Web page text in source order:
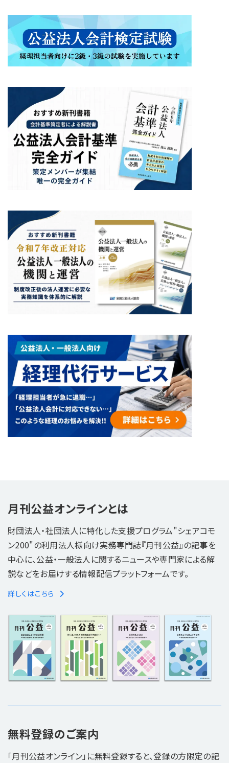
月刊公益オンラインとは
財団法人・社団法人に特化した支援プログラム"シェアコモ
ン200"の利用法人様向け実務専門誌『月刊公益』の記事を
中心に、公益・一般法人に関するニュースや専門家による解
説などをお届けする情報配信プラットフォームです。
詳しくはこちら
無料登録のご案内
「月刊公益オンライン」に無料登録すると、登録の方限定の記